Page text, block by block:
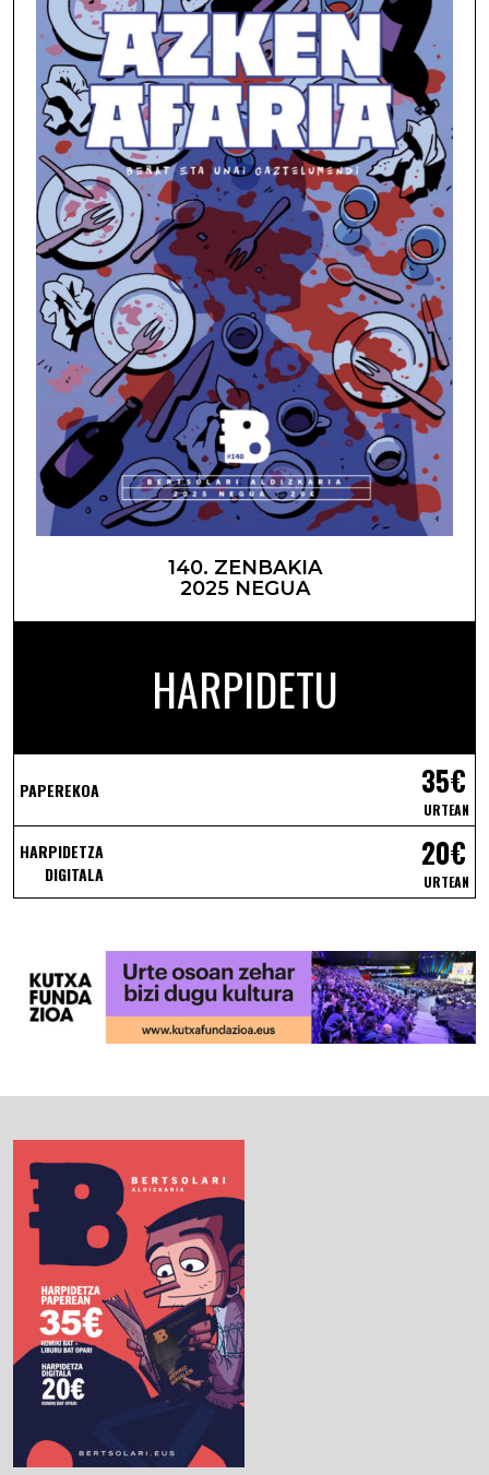
140. ZENBAKIA
2025 NEGUA
HARPIDETU
PAPEREKOA 35€
URTEAN
HARPIDETZA
DIGITALA
20€
URTEAN